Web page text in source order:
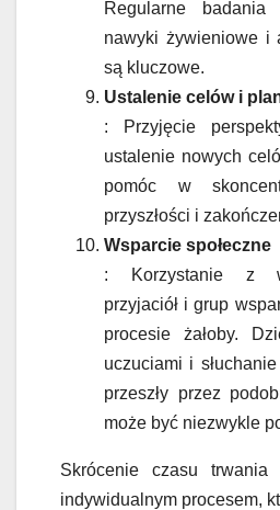
Regularne badania
nawyki żywieniowe i
są kluczowe.
Ustalenie celów i
: Przyjęcie
ustalenie nowych
pomóc w
przyszłości i
Wsparcie społeczne
: Korzystanie z
przyjaciół i grup
procesie żałoby.
uczuciami i
przeszły przez
może być niezwykle
Skrócenie czasu trwania
indywidualnym procesem,